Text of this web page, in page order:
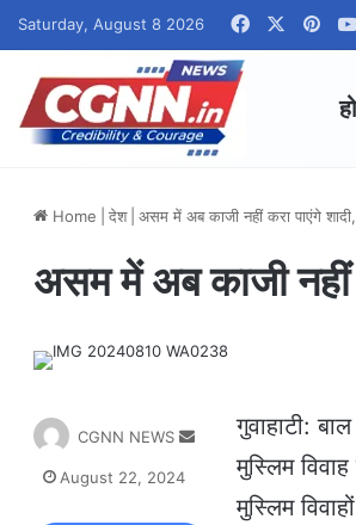
Saturday, August 8 2026 Facebook
Home देश असम में अब काजी नहीं करा पाएंगे
असम में अब काजी नहीं
गुवाहाटी:
मुस्लिम
मुस्लिम
CGNN NEWS
August 22, 2024